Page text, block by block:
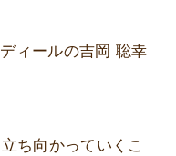
ィールの吉岡 聡幸
ち向かっていくこ